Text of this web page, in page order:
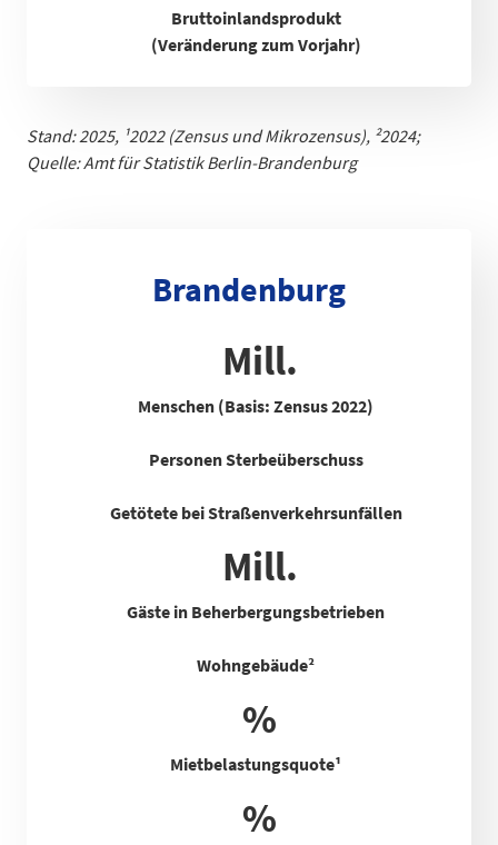
Bruttoinlandsprodukt
(Veränderung zum Vorjahr)
Stand: 2025, ¹2022 (Zensus und Mikrozensus), ²2024;
Quelle: Amt für Statistik Berlin-Brandenburg
Brandenburg
Mill.
Menschen (Basis: Zensus 2022)
Personen Sterbeüberschuss
Getötete bei Straßenverkehrsunfällen
Mill.
Gäste in Beherbergungsbetrieben
Wohngebäude²
%
Mietbelastungsquote¹
%